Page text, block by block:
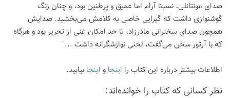
صدای مونتانلی، نسبتا آرام اما عمیق و پرطنین بود، و چنان زنگ
گوشنوازی داشت که گیرایی خاصی به کلامش می‌بخشید. صدایش
همچون صدای سخنرانی مادرزاد، تا حد امکان غنی از تحریر بود و هرگاه
که با آرتور سخن می‌گفت، لحنی نوازشگرانه داشت ..."
اطلاعات بیشتر درباره این کتاب را اینجا و اینجا بیابید.
نظر كسانی كه كتاب را خوانده‌اند: